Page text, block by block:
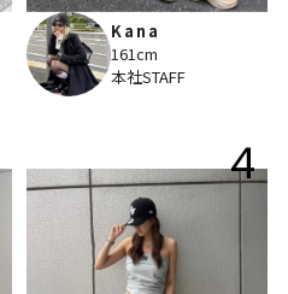
Kana
161cm
本社STAFF
4